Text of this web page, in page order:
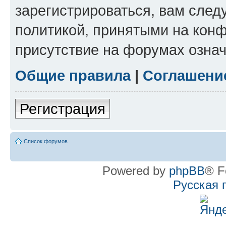
зарегистрироваться, вам
политикой, принятыми на
присутствие на форумах
Общие правила|
Регистрация
Список форумов
Powered by phpBB®
Русская